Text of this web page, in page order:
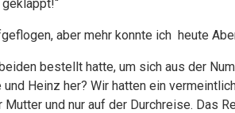
aber mehr konnte ich heute
bestellt hatte, um sich aus der
Heinz her? Wir hatten ein
und nur auf der Durchreise. Das